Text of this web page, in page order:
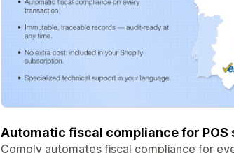
Automatic fiscal compliance for POS
Comply automates fiscal compliance for